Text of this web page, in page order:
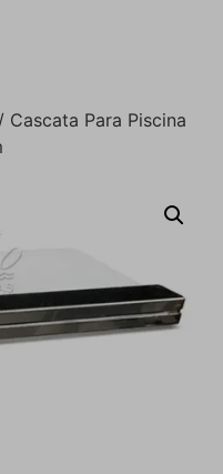
/ Cascata Para Piscina